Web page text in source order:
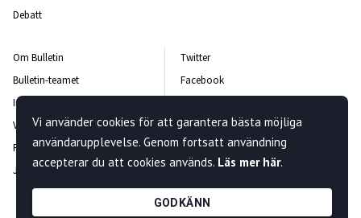
Debatt
Om Bulletin
Bulletin-teamet
Integritetspolicy
Vanliga frågor och svar
Rättelsepolicy
Jobba hos oss
Twitter
Facebook
Kontakta oss
Nyhetsbrev
Vi använder cookies för att garantera bästa möjliga
användarupplevelse. Genom fortsatt användning
accepterar du att cookies används. Läs mer här.
GODKÄNN